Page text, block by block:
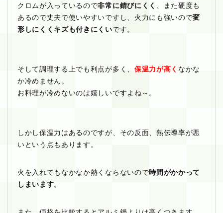
クロムが入っているので非常に錆びにくく 、また硬度も
あるので丈夫で使いやすいですし、火力にも強いので変
形しにくくキズも付きにくいです。
そして調理する上でも利点が多く、 保温力が高く なかな
か冷めません。
お料理が冷めないのは嬉しいですよね～。
しかし保温力はあるのですが、その反面、熱伝導率が悪
いという点もあります。
火を入れてもなかなか熱くならないので時間がかかって
しまいます。